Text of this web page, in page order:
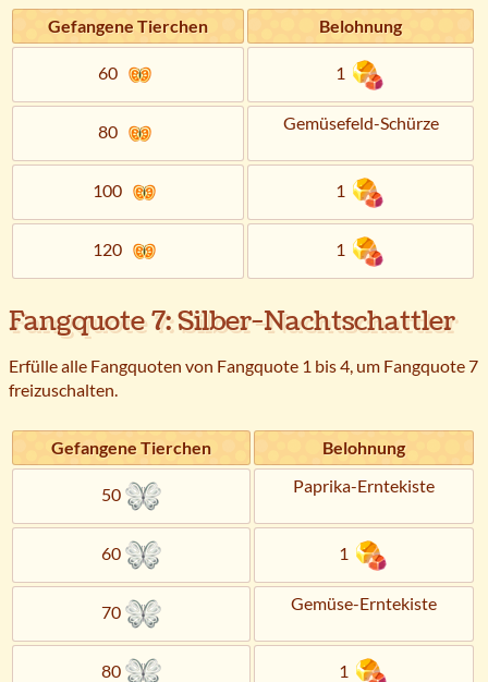
Gefangene Tierchen Belohnung
60 1
80 Gemüsefeld-Schürze
100 1
120 1
Fangquote 7: Silber-Nachtschattler
Erfülle alle Fangquoten von Fangquote 1 bis 4, um Fangquote 7
freizuschalten.
Gefangene Tierchen Belohnung
50 Paprika-Erntekiste
60 1
70 Gemüse-Erntekiste
80 1